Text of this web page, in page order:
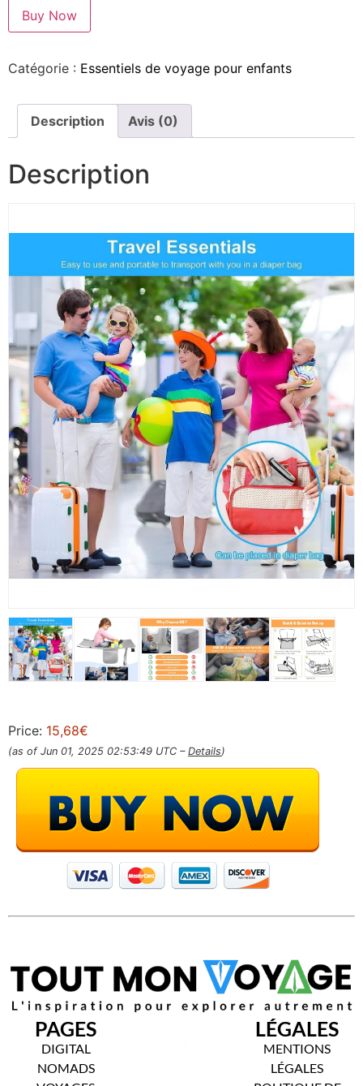
Buy Now
Catégorie : Essentiels de voyage pour enfants
Description Avis (0)
Description
Price: 15,68€
(as of Jun 01, 2025 02:53:49 UTC – Details)
PAGES
DIGITAL
NOMADS
LÉGALES
MENTIONS
LÉGALES